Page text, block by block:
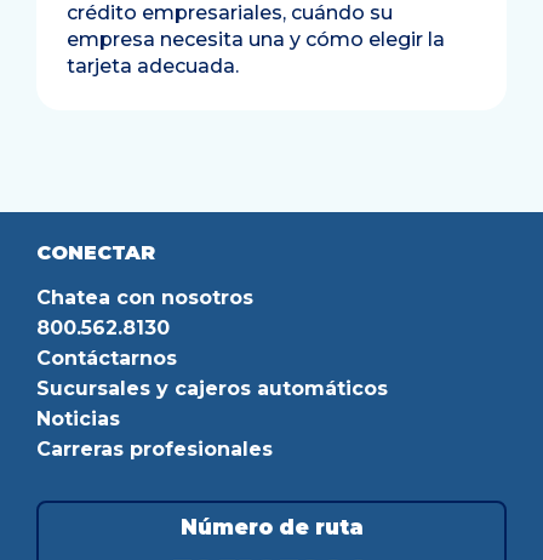
crédito empresariales, cuándo su
empresa necesita una y cómo elegir la
tarjeta adecuada.
CONECTAR
Chatea con nosotros
800.562.8130
Contáctarnos
Sucursales y cajeros automáticos
Noticias
Carreras profesionales
Número de ruta